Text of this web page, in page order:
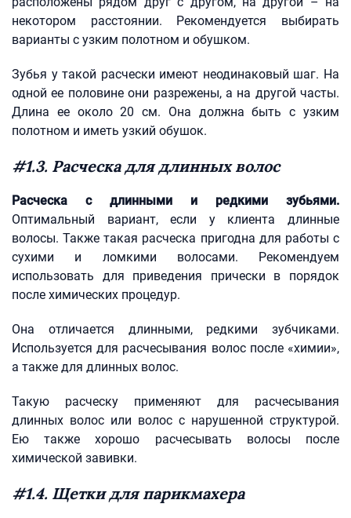
некотором расстоянии. Рекомендуется выбирать
варианты с узким полотном и обушком.
Зубья у такой расчески имеют неодинаковый шаг. На
одной ее половине они разрежены, а на другой часты.
Длина ее около 20 см. Она должна быть с узким
полотном и иметь узкий обушок.
#1.3. Расческа для длинных волос
Расческа с длинными и редкими зубьями.
Оптимальный вариант, если у клиента длинные
волосы. Также такая расческа пригодна для работы с
сухими и ломкими волосами. Рекомендуем
использовать для приведения прически в порядок
после химических процедур.
Она отличается длинными, редкими зубчиками.
Используется для расчесывания волос после «химии»,
а также для длинных волос.
Такую расческу применяют для расчесывания
длинных волос или волос с нарушенной структурой.
Ею также хорошо расчесывать волосы после
химической завивки.
#1.4. Щетки для парикмахера